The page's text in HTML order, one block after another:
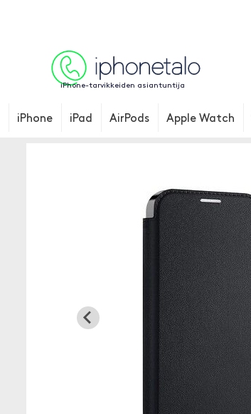
iPhone-tarvikkeiden asiantuntija
iPhone iPad AirPods Apple Watch